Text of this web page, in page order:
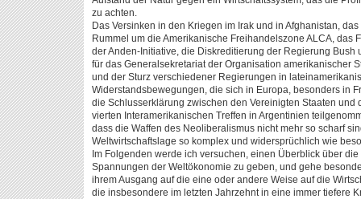
zu achten.
Das Versinken in den Kriegen im Irak und in Afghanistan,
Rummel um die Amerikanische Freihandelszone ALCA, das
der Anden-Initiative, die Diskreditierung der Regierung
für das Generalsekretariat der Organisation amerikanischer
und der Sturz verschiedener Regierungen in
Widerstandsbewegungen, die sich in Europa, besonders in
die Schlusserklärung zwischen den Vereinigten Staaten und
vierten Interamerikanischen Treffen in Argentinien
dass die Waffen des Neoliberalismus nicht mehr so scharf
Weltwirtschaftslage so komplex und widersprüchlich wie
Im Folgenden werde ich versuchen, einen Überblick über
Spannungen der Weltökonomie zu geben, und gehe
ihrem Ausgang auf die eine oder andere Weise auf die
die insbesondere im letzten Jahrzehnt in eine immer tiefere